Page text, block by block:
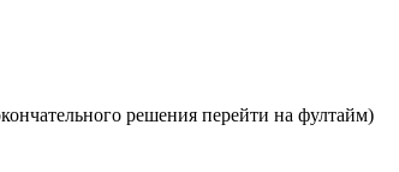
решения перейти на фултайм)